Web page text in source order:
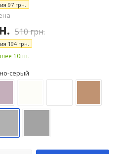
97 грн.
510грн.
194грн.
10шт.
серый